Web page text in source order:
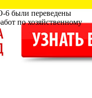
были переведены
по хозяйственному